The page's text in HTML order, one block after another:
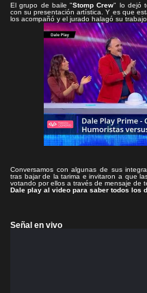
El grupo de baile "Stomp Crew" lo dejó
con su presentación artística. Y es que
los acompañó y el jurado halagó su trabajo.
Conversamos con algunas de sus
tras bajar de la tarima e invitaron a que
votando por ellos a través de mensaje de
Dale play al video para saber todos los
Señal en vivo